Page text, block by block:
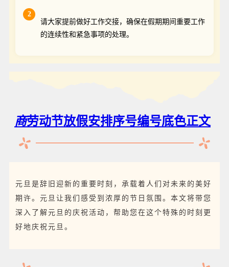
2
请大家提前做好工作交接，确保在假期期间重要工作
的连续性和紧急事项的处理。
商劳动节放假安排序号编号底色正文
元旦是辞旧迎新的重要时刻，承载着人们对未来的美好
期许。元旦让我们感受到浓厚的节日氛围。本文将带您
深入了解元旦的庆祝活动，帮助您在这个特殊的时刻更
好地庆祝元旦。